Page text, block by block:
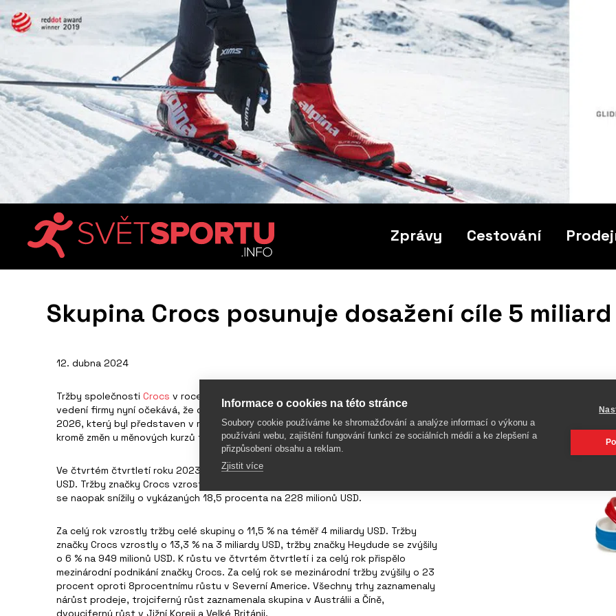
Zprávy Cestování
Skupina Crocs posunuje dosažení cíle 5
12. dubna 2024
Tržby společnosti Crocs v roce 2023 vzrostly o 14 % na 3 miliardy dolarů, přesto
vedení firmy nyní očekává, že dosažení cíle tržeb ve výši 5 miliard dolarů v roce
2026, který byl představen v roce 2021, bude trvat o něco déle. Důvodem je
kromě změn u měnových kurzů také stažení společnosti z ruského trhu.
Ve čtvrtém čtvrtletí roku 2023 vzrostly tržby podniku Crocs o 1,6 % na 960 milionů
USD. Tržby značky Crocs vzrostly o 10 % na 732 milionů USD. Tržby značky Heydude
se naopak snížily o vykázaných 18,5 procenta na 228 milionů USD.
Za celý rok vzrostly tržby celé skupiny o 11,5 % na téměř 4 miliardy USD. Tržby
značky Crocs vzrostly o 13,3 % na 3 miliardy USD, tržby značky Heydude se zvýšily
o 6 % na 949 milionů USD. K růstu ve čtvrtém čtvrtletí i za celý rok přispělo
mezinárodní podnikání značky Crocs. Za celý rok se mezinárodní tržby zvýšily o 23
procent oproti 8procentnímu růstu v Severní Americe. Všechny trhy zaznamenaly
nárůst prodeje, trojciferný růst zaznamenala skupina v Austrálii a Číně,
dvouciferný růst v Jižní Koreji a Velké Británii.
Informace o cookies na této stránce
Soubory cookie používáme ke shromažďování a analýze informací o výkonu a
používání webu, zajištění fungování funkcí ze sociálních médií a ke zlepšení a
přizpůsobení obsahu a reklam.
Zjistit více